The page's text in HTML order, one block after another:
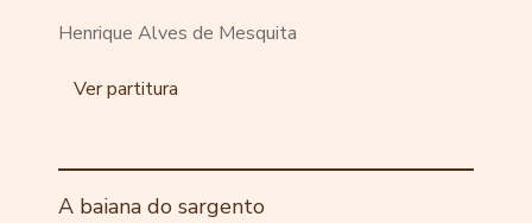
Henrique Alves de Mesquita
Ver partitura
A baiana do sargento